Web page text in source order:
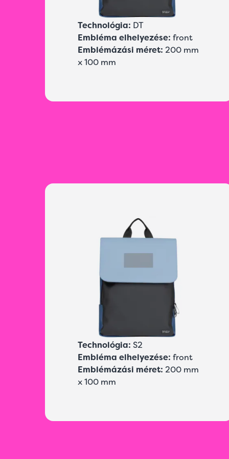
Technológia: DT
Embléma elhelyezése: front
Emblémázási méret: 200 mm
x 100 mm
Technológia: S2
Embléma elhelyezése: front
Emblémázási méret: 200 mm
x 100 mm